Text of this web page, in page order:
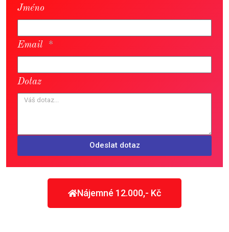
Jméno
Email
Dotaz
Odeslat dotaz
Nájemné 12.000,- Kč